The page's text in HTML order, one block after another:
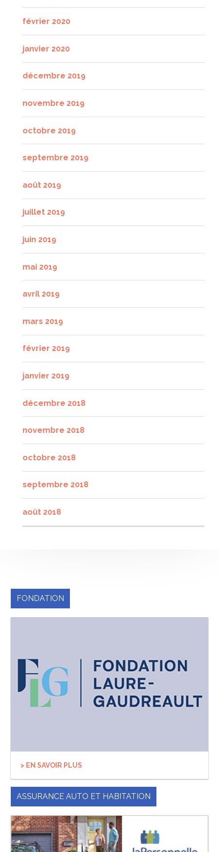
février 2020
janvier 2020
décembre 2019
novembre 2019
octobre 2019
septembre 2019
août 2019
juillet 2019
juin 2019
mai 2019
avril 2019
mars 2019
février 2019
janvier 2019
décembre 2018
novembre 2018
octobre 2018
septembre 2018
août 2018
FONDATION
> EN SAVOIR PLUS
ASSURANCE AUTO ET HABITATION